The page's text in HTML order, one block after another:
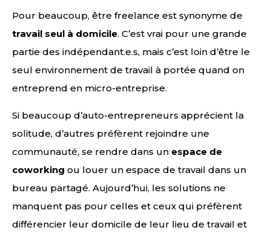
Pour beaucoup, être freelance est synonyme de
travail seul à domicile. C’est vrai pour une grande
partie des indépendant.e.s, mais c’est loin d’être le
seul environnement de travail à portée quand on
entreprend en micro-entreprise.
Si beaucoup d’auto-entrepreneurs apprécient la
solitude, d’autres préfèrent rejoindre une
communauté, se rendre dans un espace de
coworking ou louer un espace de travail dans un
bureau partagé. Aujourd’hui, les solutions ne
manquent pas pour celles et ceux qui préfèrent
différencier leur domicile de leur lieu de travail et